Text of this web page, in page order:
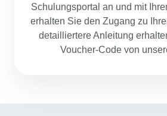
Schulungsportal an und mit
erhalten Sie den Zugang zu
detailliertere Anleitung
Voucher-Code von